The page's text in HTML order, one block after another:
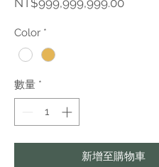
NT$999,999,999.00
Color *
數量 *
新增至購物車